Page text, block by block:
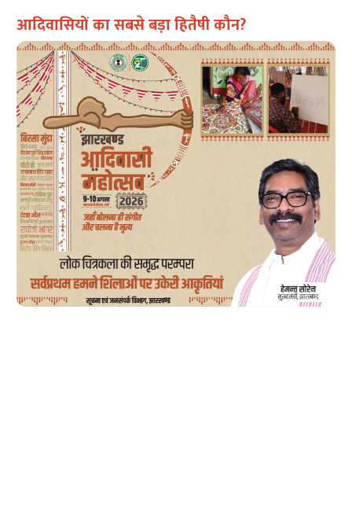
आदिवासियों का सबसे बड़ा हितैषी कौन?